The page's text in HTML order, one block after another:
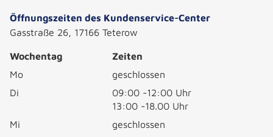
Öffnungszeiten des Kundenservice-Center
Gasstraße 26, 17166 Teterow
Wochentag
Zeiten
Mo
geschlossen
Di
09:00 -12:00 Uhr
13:00 -18.00 Uhr
Mi
geschlossen